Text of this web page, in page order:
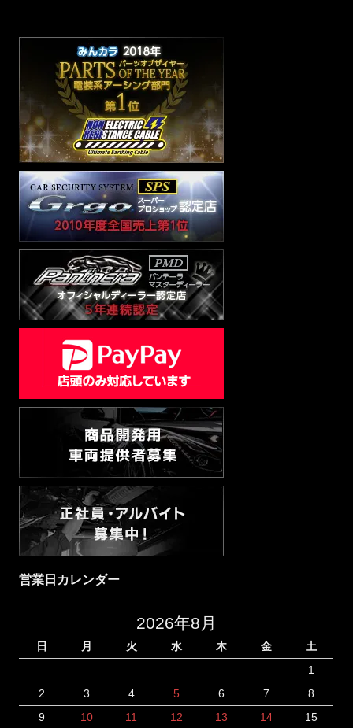
営業日カレンダー
2026年8月
日 月 火 水 木 金
土
1
2
3 4 5 6 7
8
9
10 11 12 13 14
15